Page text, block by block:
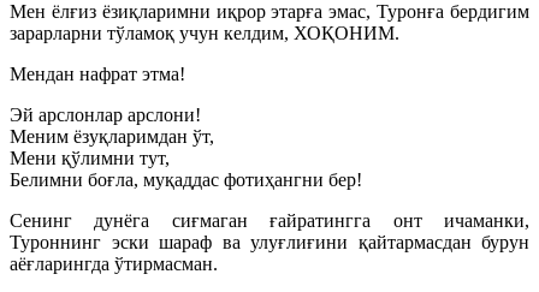
Мен ёлғиз ёзиқларимни иқрор этарға эмас, Туронға бердигим
зарарларни тўламоқ учун келдим, ХОҚОНИМ.
Мендан нафрат этма!
Эй арслонлар арслони!
Меним ёзуқларимдан ўт,
Мени қўлимни тут,
Белимни боғла, муқаддас фотиҳангни бер!
Сенинг дунёга сиғмаган ғайратингга онт ичаманки,
Туроннинг эски шараф ва улуғлиғини қайтармасдан бурун
аёғларингда ўтирмасман.